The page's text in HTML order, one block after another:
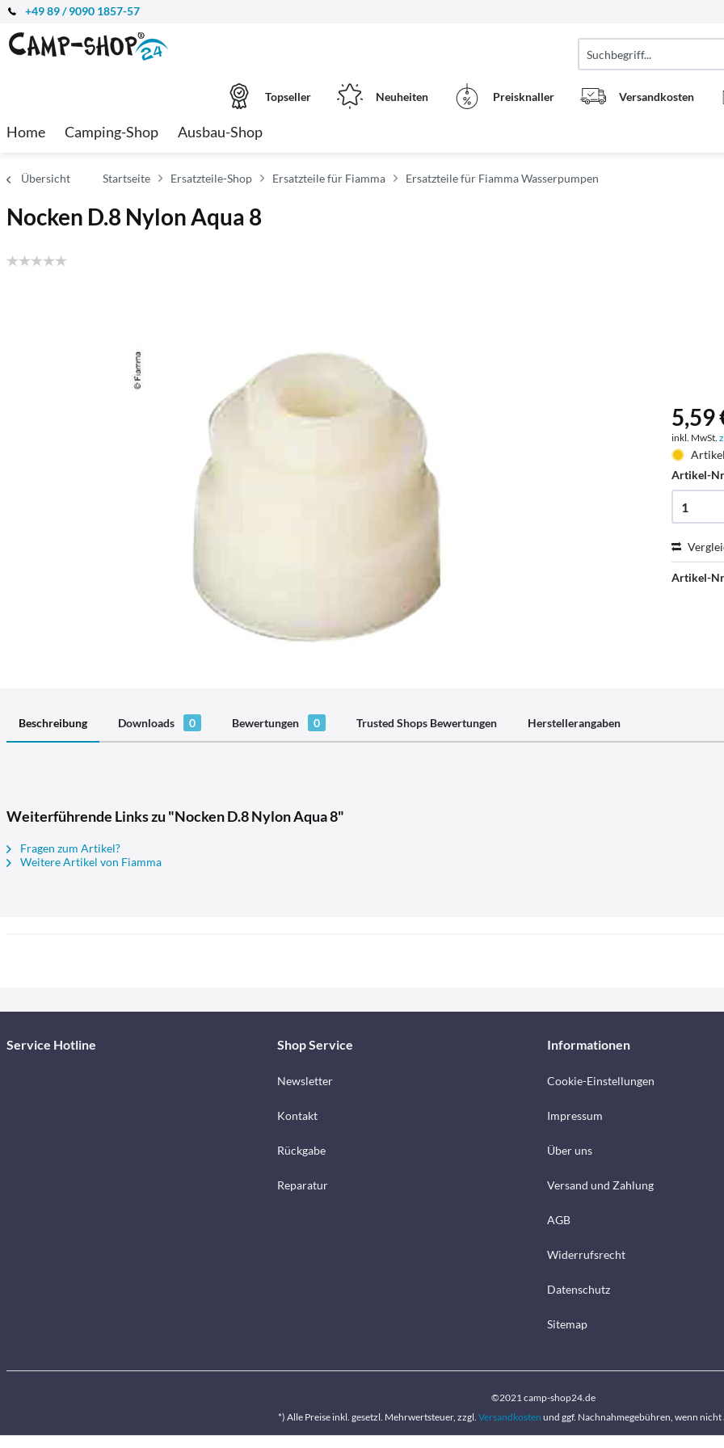
+49 89 / 9090 1857-57
Topseller Neuheiten Preisknaller Versandkosten
Home Camping-Shop Ausbau-Shop
Übersicht Startseite Ersatzteile-Shop Ersatzteile für Fiamma Ersatzteile für Fiamma Wasserpumpen
Nocken D.8 Nylon Aqua 8
5,59
inkl. MwSt.
Artikel-
Artikel-
Beschreibung Downloads 0 Bewertungen 0 Trusted Shops Bewertungen Herstellerangaben
Weiterführende Links zu "Nocken D.8 Nylon Aqua 8"
Fragen zum Artikel?
Weitere Artikel von Fiamma
Service Hotline Shop Service
Newsletter
Kontakt
Rückgabe
Reparatur
Informationen
Cookie-Einstellungen
Impressum
Über uns
Versand und Zahlung
AGB
Widerrufsrecht
Datenschutz
Sitemap
©2021 camp-shop24.de
*) Alle Preise inkl. gesetzl. Mehrwertsteuer, zzgl. Versandkosten und ggf. Nachnahmegebühren, wenn